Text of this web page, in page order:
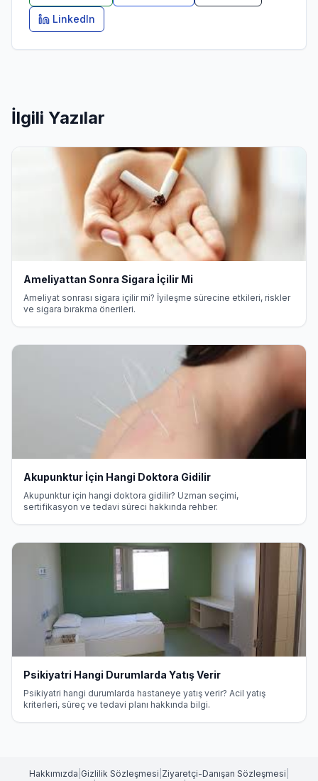
LinkedIn
İlgili Yazılar
Ameliyattan Sonra Sigara İçilir Mi
Ameliyat sonrası sigara içilir mi? İyileşme sürecine etkileri, riskler
ve sigara bırakma önerileri.
Akupunktur İçin Hangi Doktora Gidilir
Akupunktur için hangi doktora gidilir? Uzman seçimi,
sertifikasyon ve tedavi süreci hakkında rehber.
Psikiyatri Hangi Durumlarda Yatış Verir
Psikiyatri hangi durumlarda hastaneye yatış verir? Acil yatış
kriterleri, süreç ve tedavi planı hakkında bilgi.
Hakkımızda Gizlilik Sözleşmesi Ziyaretçi-Danışan Sözleşmesi